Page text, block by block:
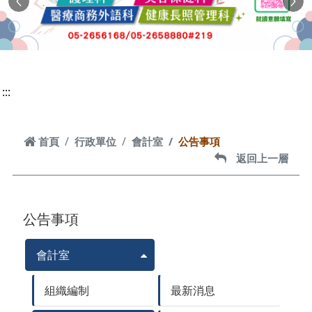
Previous
:::
首頁
首頁 行政單位 會計室 公告事項
返回上一層
返回上一層
公告事項
會計室
組織編制 最新消息